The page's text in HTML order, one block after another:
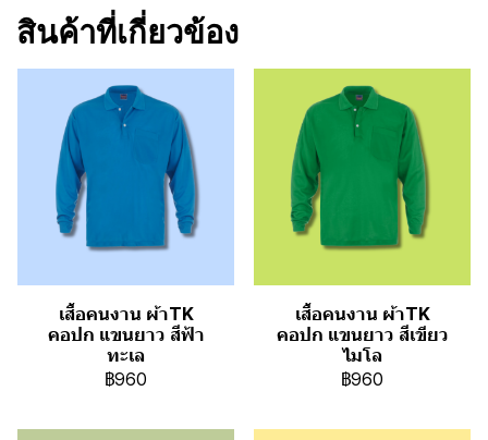
สินค้าที่เกี่ยวข้อง
เสื้อคนงาน ผ้าTK
คอปก แขนยาว สีฟ้า
ทะเล
฿960
เสื้อคนงาน ผ้าTK
คอปก แขนยาว สีเขียว
ไมโล
฿960